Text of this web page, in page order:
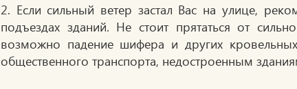
2. Если сильный ветер застал Вас на улице,
подъездах зданий. Не стоит прятаться от
возможно падение шифера и других
общественного транспорта, недостроенным